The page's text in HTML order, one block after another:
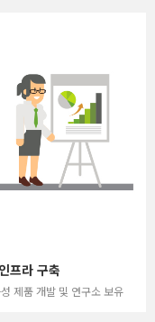
프라 구축
제품 개발 및 연구소 보유